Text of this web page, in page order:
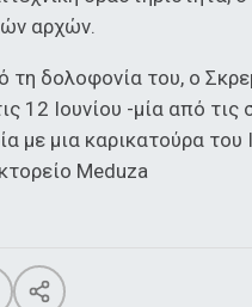
αρχών.
τη δολοφονία του, ο
12 Ιουνίου -μία από
με μια καρικατούρα
Meduza